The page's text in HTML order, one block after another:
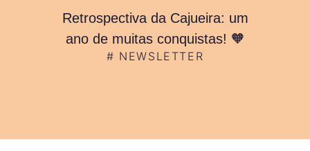
Retrospectiva da Cajueira: um
ano de muitas conquistas! 🧡
# NEWSLETTER